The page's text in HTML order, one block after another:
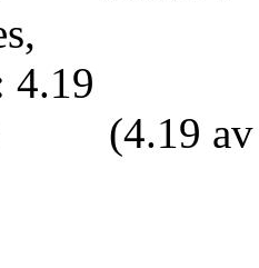
(4.19